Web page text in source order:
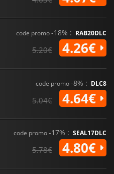
de quelque chose de grand
vie. Très vite !
code promo-18% : RAB20DLC
5.20€ 4.26€
code promo-8% : DLC8
5.04€ 4.64€
code promo-17% : SEAL17DLC
5.78€ 4.80€